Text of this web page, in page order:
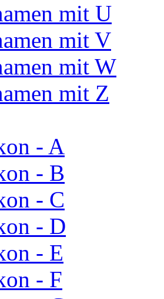
mit U
mit V
mit W
mit Z
- A
- B
- C
- D
- E
- F